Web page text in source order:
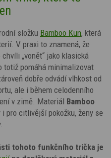
složku Bamboo Kun, která
V praxi to znamená, že
„vonět“ jako klasická
totiž pomáhá minimalizovat
dobře odvádí vlhkost od
ale i během celodenního
v zimě. Materiál Bamboo
pro citlivější pokožku, ženy se
tohoto funkčního trička je